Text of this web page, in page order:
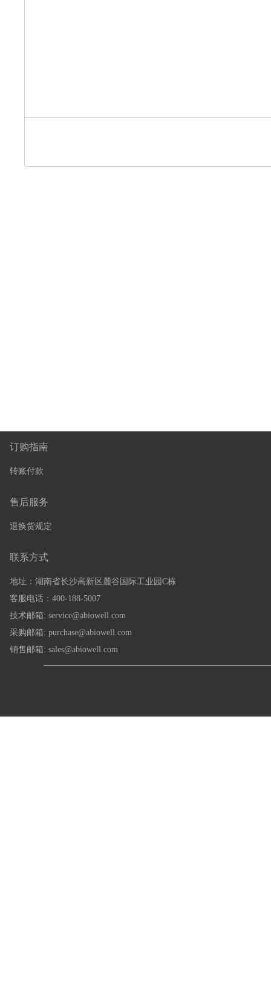
订购指南
转账付款
售后服务
退换货规定
联系方式
地址：湖南省长沙高新区麓谷国际工业园C栋
客服电话：400-188-5007
技术邮箱: service@abiowell.com
采购邮箱: purchase@abiowell.com
销售邮箱: sales@abiowell.com